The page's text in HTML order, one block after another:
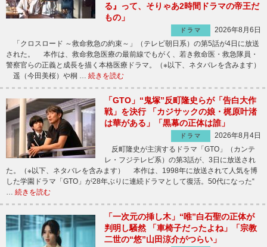
る』って、そりゃあ2時間ドラマの帝王だ
もの」
ドラマ
2026年8月6日
「クロスロード ～救命救急の約束～」（テレビ朝日系）の第5話が4日に放送
された。 本作は、救命救急医療の最前線でもがく、若き救命医・救急隊員・
警察官らの正義と成長を描く本格医療ドラマ。（※以下、ネタバレを含みます）
遥（今田美桜）や桐 … 続きを読む
「GTO」“鬼塚”反町隆史らが「告白大作
戦」を決行 「カジサックの娘・梶原叶渚
は華がある」「黒幕の正体は誰」
ドラマ
2026年8月4日
反町隆史が主演するドラマ「GTO」（カンテ
レ・フジテレビ系）の第3話が、3日に放送され
た。（※以下、ネタバレを含みます） 本作は、1998年に放送されて人気を博
した学園ドラマ「GTO」が28年ぶりに連続ドラマとして復活。50代になった“
続きを読む
「一次元の挿し木」“唯”白石聖の正体が
判明し騒然 「車椅子だったよね」「宗教
二世の“悠”山田涼介がつらい」